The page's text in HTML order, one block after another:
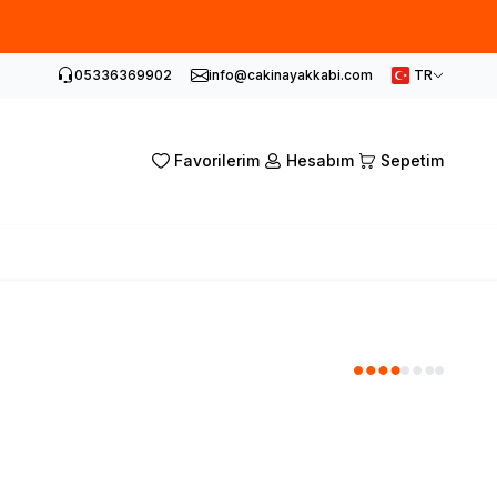
05336369902 info@cakinayakkabi.com TR
Favorilerim Hesabım Sepetim